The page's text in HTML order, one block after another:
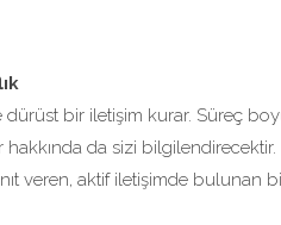
dürüst bir iletişim kurar. Süreç
hakkında da sizi bilgilendirecektir.
veren, aktif iletişimde bulunan